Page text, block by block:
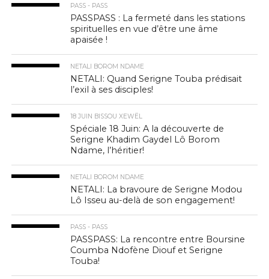
PASS - PASS
PASSPASS : La fermeté dans les stations
spirituelles en vue d’être une âme
apaisée !
NETALI BOROM NDAME
NETALI: Quand Serigne Touba prédisait
l’exil à ses disciples!
18 JUIN BISSOU XEWËL
Spéciale 18 Juin: A la découverte de
Serigne Khadim Gaydel Lô Borom
Ndame, l’héritier!
NETALI BOROM NDAME
NETALI: La bravoure de Serigne Modou
Lô Isseu au-delà de son engagement!
PASS - PASS
PASSPASS: La rencontre entre Boursine
Coumba Ndofène Diouf et Serigne
Touba!